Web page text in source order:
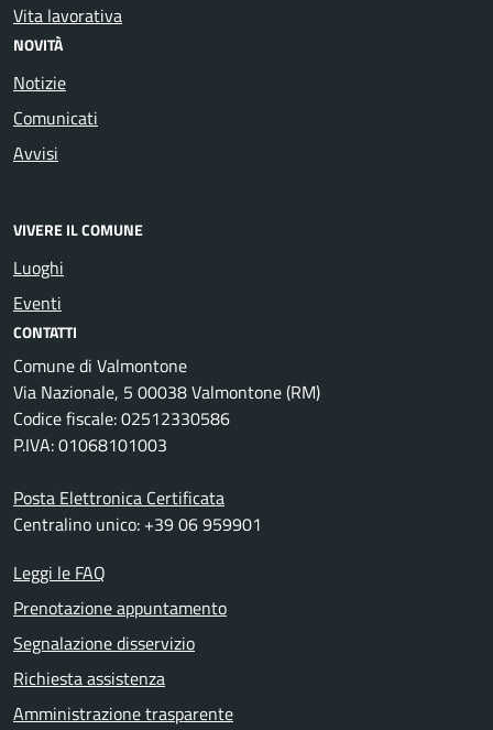
Vita lavorativa
NOVITÀ
Notizie
Comunicati
Avvisi
VIVERE IL COMUNE
Luoghi
Eventi
CONTATTI
Comune di Valmontone
Via Nazionale, 5 00038 Valmontone (RM)
Codice fiscale: 02512330586
P.IVA: 01068101003
Posta Elettronica Certificata
Centralino unico: +39 06 959901
Leggi le FAQ
Prenotazione appuntamento
Segnalazione disservizio
Richiesta assistenza
Amministrazione trasparente